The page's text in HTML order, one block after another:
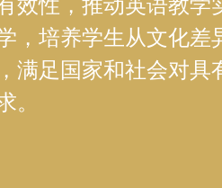
效性，推动英语教学
，培养学生从文化差
满足国家和社会对具
。